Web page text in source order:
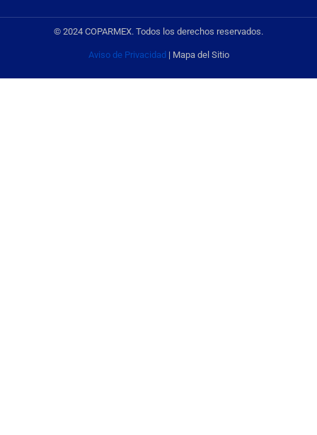
© 2024 COPARMEX. Todos los derechos reservados.
Aviso de Privacidad | Mapa del Sitio